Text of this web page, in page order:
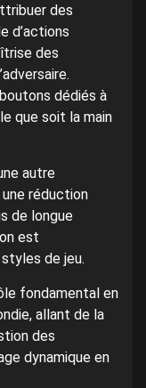
des
d’actions
des
dédiés à
que soit la main
autre
réduction
de longue
est
de jeu.
fondamental en
allant de la
des
dynamique en